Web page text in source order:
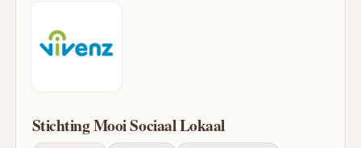
Stichting Mooi Sociaal Lokaal